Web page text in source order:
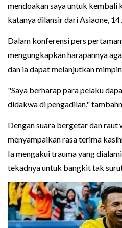
mendoakan saya untuk kembali
katanya dilansir dari Asiaone, 14
Dalam konferensi pers
mengungkapkan harapannya
dan ia dapat melanjutkan
"Saya berharap para pelaku
didakwa di pengadilan,"
Dengan suara bergetar dan raut
menyampaikan rasa terima
Ia mengakui trauma yang
tekadnya untuk bangkit tak